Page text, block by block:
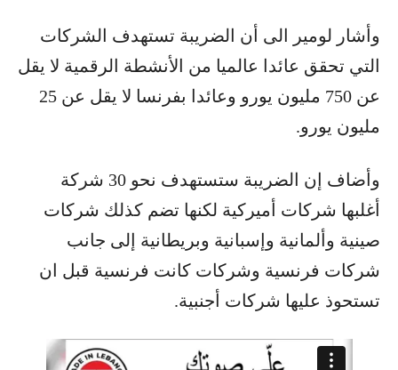
وأشار لومير الى أن الضريبة تستهدف الشركات
التي تحقق عائدا عالميا من الأنشطة الرقمية لا يقل
عن 750 مليون يورو وعائدا بفرنسا لا يقل عن 25
مليون يورو.
وأضاف إن الضريبة ستستهدف نحو 30 شركة
أغلبها شركات أميركية لكنها تضم كذلك شركات
صينية وألمانية وإسبانية وبريطانية إلى جانب
شركات فرنسية وشركات كانت فرنسية قبل ان
تستحوذ عليها شركات أجنبية.